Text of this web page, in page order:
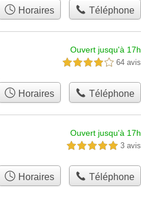
Horaires Téléphone
Ouvert jusqu'à 17h
4,0 étoiles sur 5 64 avis
Horaires Téléphone
Ouvert jusqu'à 17h
5,0 étoiles sur 5 3 avis
Horaires Téléphone